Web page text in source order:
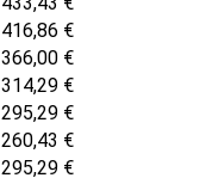
416,86 €
366,00 €
314,29 €
295,29 €
260,43 €
295,29 €